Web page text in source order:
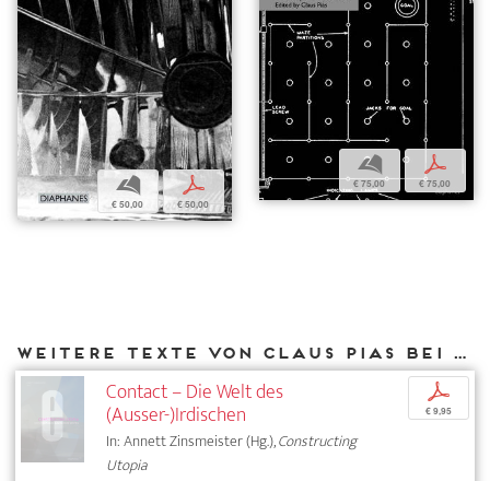
b
€ 50,00
p
€ 50,00
b
€ 75,00
p
€ 75,00
Weitere Texte von Claus Pias bei DIAPHANES
Contact – Die Welt des
(Ausser-)Irdischen
In: Annett Zinsmeister (Hg.),Constructing
Utopia
p
€ 9,95